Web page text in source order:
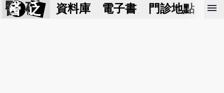
醫 砭 資料庫 電子書 門診地點 預
menu